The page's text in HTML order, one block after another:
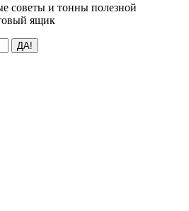
советы и тонны полезной
ящик
ДА!